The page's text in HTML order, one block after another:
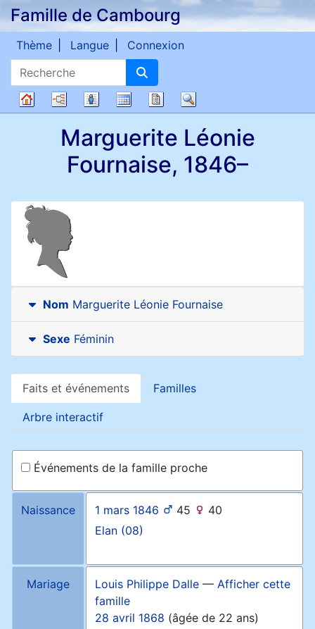
Passer au contenu
Famille de Cambourg
Recherche
Thème Langue Connexion
généalogique
Diagrammes
Listes CalendrierRapports
Marguerite Léonie
Fournaise, 1846–
Nom Marguerite Léonie Fournaise
Sexe Féminin
Faits et événements Familles
Arbre interactif
Événements de la famille proche
Naissance 1 mars 1846 45
40
Elan (08)
Mariage Louis Philippe Dalle — Afficher cette
famille
28 avril 1868 (âgée de 22 ans)